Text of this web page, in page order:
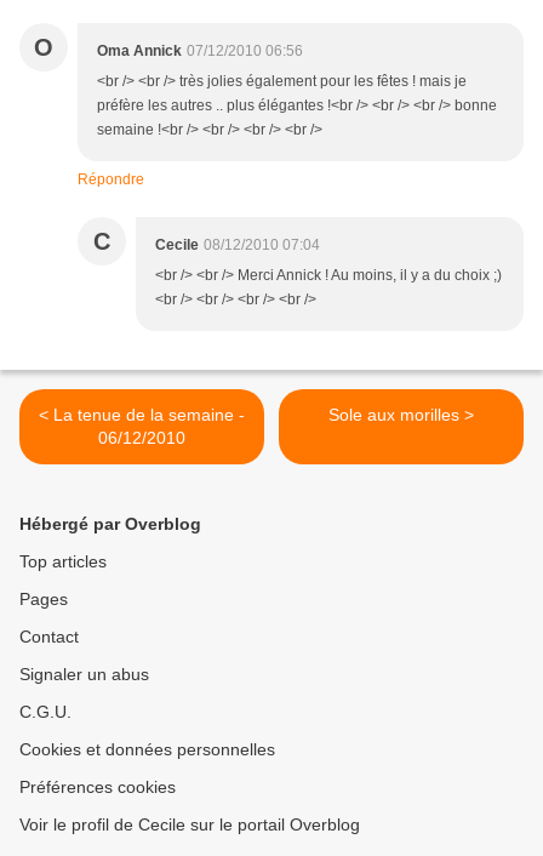
O Oma Annick 07/12/2010 06:56
<br /> <br /> très jolies également pour les fêtes ! mais je
préfère les autres .. plus élégantes !<br /> <br /> <br /> bonne
semaine !<br /> <br /> <br /> <br />
Répondre
C Cecile 08/12/2010 07:04
<br /> <br /> Merci Annick ! Au moins, il y a du choix ;)
<br /> <br /> <br /> <br />
< La tenue de la semaine -
06/12/2010
Sole aux morilles >
Hébergé par Overblog
Top articles
Pages
Contact
Signaler un abus
C.G.U.
Cookies et données personnelles
Préférences cookies
Voir le profil de Cecile sur le portail Overblog